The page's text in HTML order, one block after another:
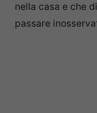
nella casa e che
passare